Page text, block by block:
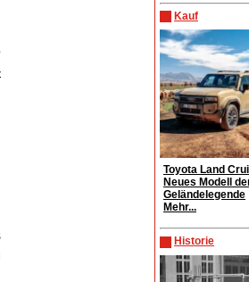
Kauf
Toyota Land
Neues Modell
Geländelegende
Mehr...
Historie